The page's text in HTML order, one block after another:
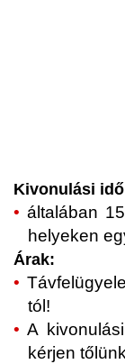
Kivonulási
általában
helyeken
Árak:
tól!
A
kérjen